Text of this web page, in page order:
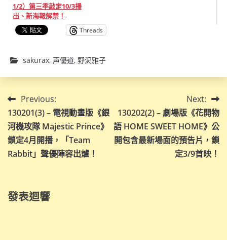
1/2）第三季敲定10/3播
出、新海報解禁！
Threads
sakurax, 声優道, 野沢雅子
文
章
導
Previous:
130201(3) – 電視動畫版《銀
河機攻隊 Majestic Prince》
鎖定4月開播，「Team
Rabbit」聲優陣容出爐！
Next:
130202(2) – 劇場版《花開物
語 HOME SWEET HOME》公
開包含最新場面的預告片，鎖
定3/9首映！
發表迴響